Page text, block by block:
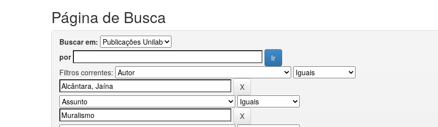
Página de Busca
Buscar em:
por
Filtros correntes: